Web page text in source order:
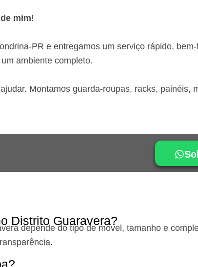
mim!
PR e entregamos um serviço rápido,
ambiente completo.
Montamos guarda-roupas, racks, painéis,
Distrito Guaravera?
depende do tipo de móvel, tamanho e